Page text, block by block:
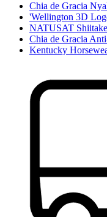
Chia de Gracia
'Wellington 3D
NATUSAT
Chia de Gracia
Kentucky